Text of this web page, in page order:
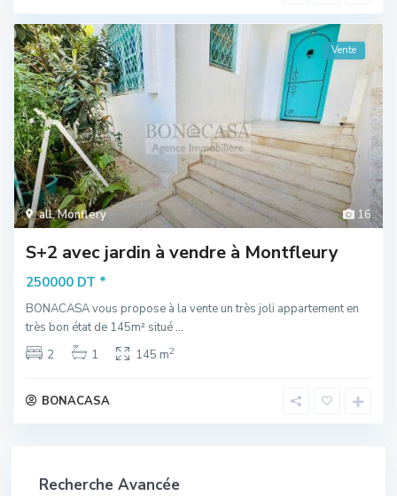
16
all,Monflery
Vente
S+2 avec jardin à vendre à Montfleury
250000 DT *
BONACASA vous propose à la vente un très joli appartement en
très bon état de 145m² situé...
2
1 145 m2
BONACASA
Recherche Avancée